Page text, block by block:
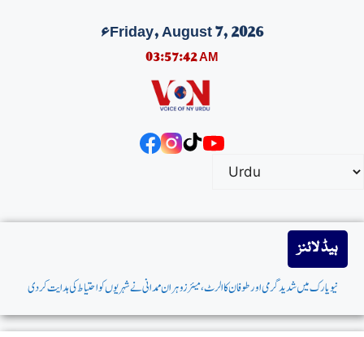
Friday, August 7, 2026ء
03:57:42 AM
ہیڈ لائنز
نیویارک میں شدیدگرمی اورطوفان کاالرٹ،میئر زوہران ممدانی نےشہریوں کواحتیاط کی ہدایت کردی